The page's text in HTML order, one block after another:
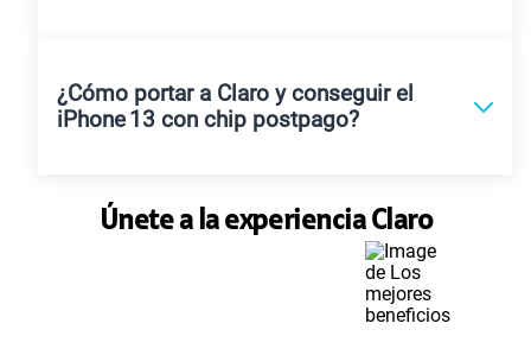
¿Cómo portar a Claro y conseguir el
iPhone 13 con chip postpago?
Únete a la experiencia Claro